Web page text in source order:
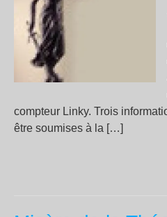
compteur Linky. Trois
être soumises à la […]